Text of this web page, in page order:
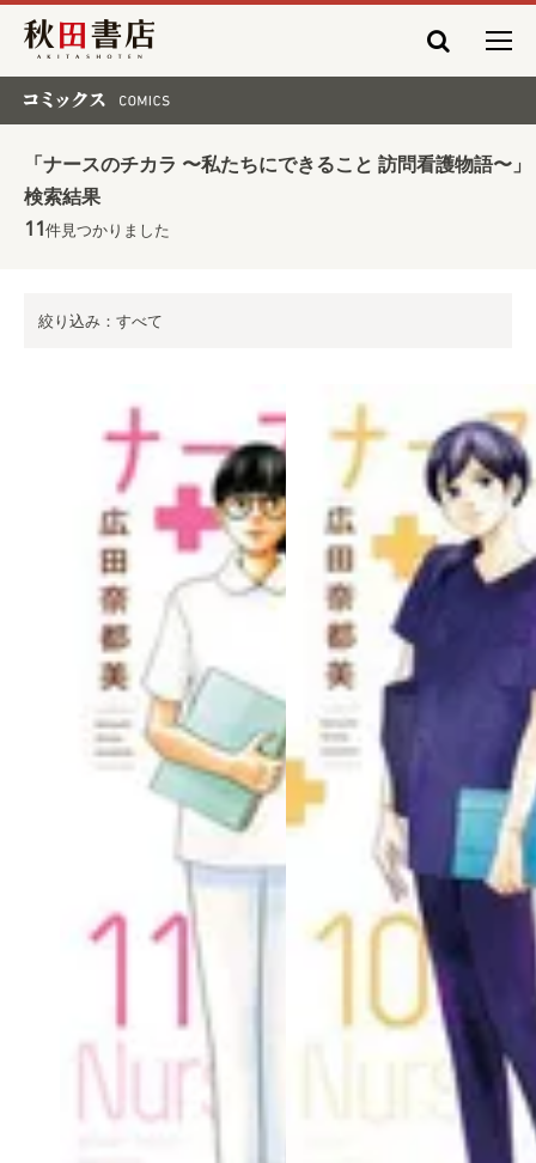
秋田書店
「ナースのチカラ 〜私たちにできること 訪問看護物語〜」
検索結果
11件見つかりました
絞り込み：すべて